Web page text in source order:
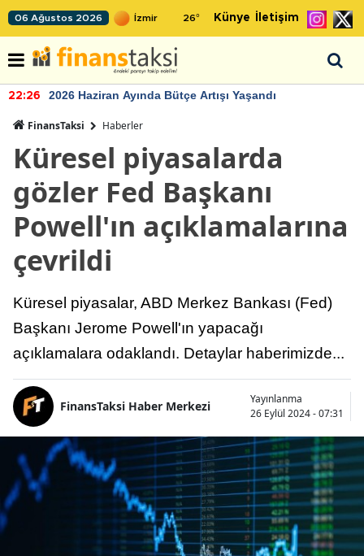
06 Ağustos 2026 26° Künye İletişim
22:26 2026 Haziran Ayında Bütçe Artışı Yaşandı
FinansTaksi Haberler
Küresel piyasalarda
gözler Fed Başkanı
Powell'ın açıklamalarına
çevrildi
Küresel piyasalar, ABD Merkez Bankası (Fed)
Başkanı Jerome Powell'ın yapacağı
açıklamalara odaklandı. Detaylar haberimizde...
FinansTaksi Haber Merkezi
Yayınlanma
26 Eylül 2024 - 07:31